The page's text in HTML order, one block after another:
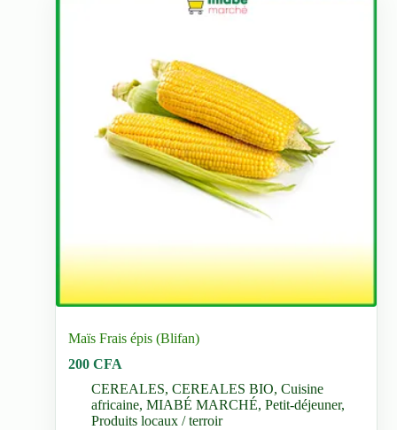
Maïs Frais épis (Blifan)
200CFA
CEREALES,CEREALES BIO,Cuisine
africaine,MIABÉ MARCHÉ,Petit-déjeuner,
Produits locaux / terroir